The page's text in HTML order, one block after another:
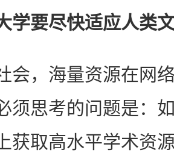
学要尽快适应人类
，海量资源在网络
须思考的问题是：
获取高水平学术资